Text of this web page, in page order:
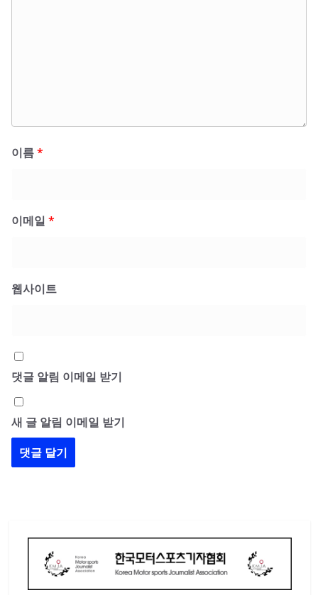
이름*
이메일 *
웹사이트
댓글 알림 이메일 받기
새 글 알림 이메일 받기